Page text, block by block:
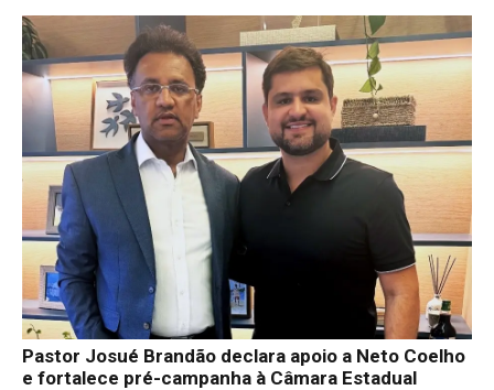
Pastor Josué Brandão declara apoio a Neto Coelho
e fortalece pré-campanha à Câmara Estadual